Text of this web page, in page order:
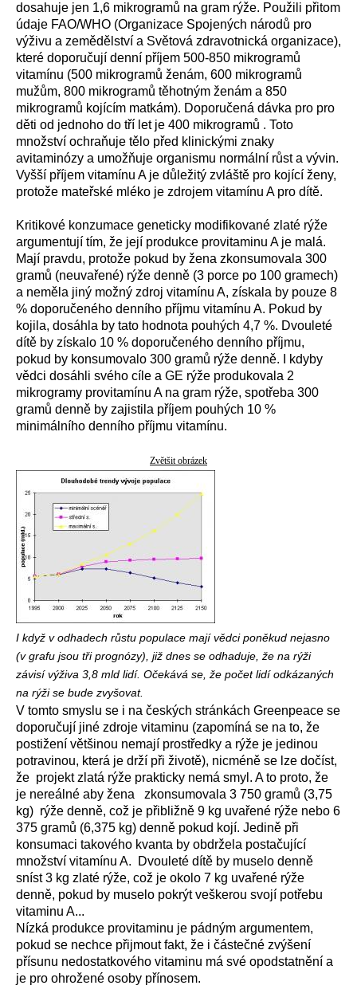
dosahuje jen 1,6 mikrogramů na gram rýže. Použili přitom
údaje FAO/WHO (Organizace Spojených národů pro
výživu a zemědělství a Světová zdravotnická organizace),
které doporučují denní příjem 500-850 mikrogramů
vitamínu (500 mikrogramů ženám, 600 mikrogramů
mužům, 800 mikrogramů těhotným ženám a 850
mikrogramů kojícím matkám). Doporučená dávka pro pro
děti od jednoho do tří let je 400 mikrogramů . Toto
množství ochraňuje tělo před klinickými znaky
avitaminózy a umožňuje organismu normální růst a vývin.
Vyšší příjem vitamínu A je důležitý zvláště pro kojící ženy,
protože mateřské mléko je zdrojem vitamínu A pro dítě.
Kritikové konzumace geneticky modifikované zlaté rýže
argumentují tím, že její produkce provitaminu A je malá.
Mají pravdu, protože pokud by žena zkonsumovala 300
gramů (neuvařené) rýže denně (3 porce po 100 gramech)
a neměla jiný možný zdroj vitamínu A, získala by pouze 8
% doporučeného denního příjmu vitamínu A. Pokud by
kojila, dosáhla by tato hodnota pouhých 4,7 %. Dvouleté
dítě by získalo 10 % doporučeného denního příjmu,
pokud by konsumovalo 300 gramů rýže denně. I kdyby
vědci dosáhli svého cíle a GE rýže produkovala 2
mikrogramy provitamínu A na gram rýže, spotřeba 300
gramů denně by zajistila příjem pouhých 10 %
minimálního denního příjmu vitamínu.
Zvětšit obrázek
I když v odhadech růstu populace mají vědci poněkud nejasno
(v grafu jsou tři prognózy), již dnes se odhaduje, že na rýži
závisí výživa 3,8 mld lidí. Očekává se, že počet lidí odkázaných
na rýži se bude zvyšovat.
V tomto smyslu se i na českých stránkách Greenpeace se
doporučují jiné zdroje vitaminu (zapomíná se na to, že
postižení většinou nemají prostředky a rýže je jedinou
potravinou, která je drží při životě), nicméně se lze dočíst,
že projekt zlatá rýže prakticky nemá smyl. A to proto, že
je nereálné aby žena zkonsumovala 3 750 gramů (3,75
kg) rýže denně, což je přibližně 9 kg uvařené rýže nebo 6
375 gramů (6,375 kg) denně pokud kojí. Jedině při
konsumaci takového kvanta by obdržela postačující
množství vitamínu A. Dvouleté dítě by muselo denně
sníst 3 kg zlaté rýže, což je okolo 7 kg uvařené rýže
denně, pokud by muselo pokrýt veškerou svojí potřebu
vitaminu A...
Nízká produkce provitaminu je pádným argumentem,
pokud se nechce přijmout fakt, že i částečné zvýšení
přísunu nedostatkového vitaminu má své opodstatnění a
je pro ohrožené osoby přínosem.